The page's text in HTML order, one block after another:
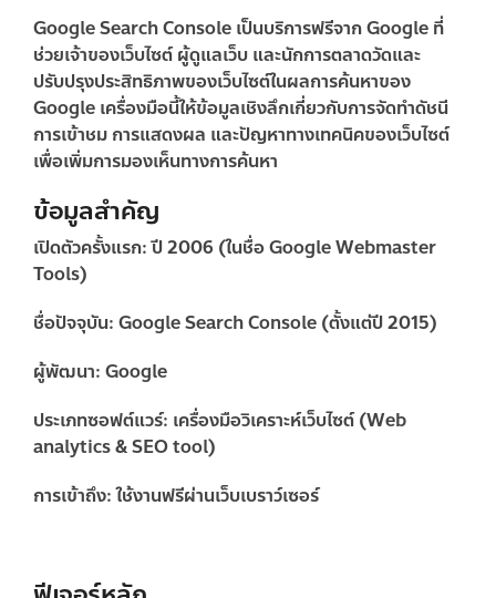
Google Search Console เป็นบริการฟรีจาก Google ที่
ช่วยเจ้าของเว็บไซต์ ผู้ดูแลเว็บ และนักการตลาดวัดและ
ปรับปรุงประสิทธิภาพของเว็บไซต์ในผลการค้นหาของ
Google เครื่องมือนี้ให้ข้อมูลเชิงลึกเกี่ยวกับการจัดทำดัชนี
การเข้าชม การแสดงผล และปัญหาทางเทคนิคของเว็บไซต์
เพื่อเพิ่มการมองเห็นทางการค้นหา
ข้อมูลสำคัญ
เปิดตัวครั้งแรก:ปี 2006 (ในชื่อ Google Webmaster
Tools)
ชื่อปัจจุบัน: Google Search Console (ตั้งแต่ปี 2015)
ผู้พัฒนา: Google
ประเภทซอฟต์แวร์: เครื่องมือวิเคราะห์เว็บไซต์ (Web
analytics & SEO tool)
การเข้าถึง:ใช้งานฟรีผ่านเว็บเบราว์เซอร์